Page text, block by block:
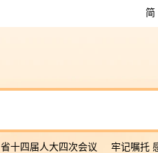
简
省十四届人大四次会议 牢记嘱托